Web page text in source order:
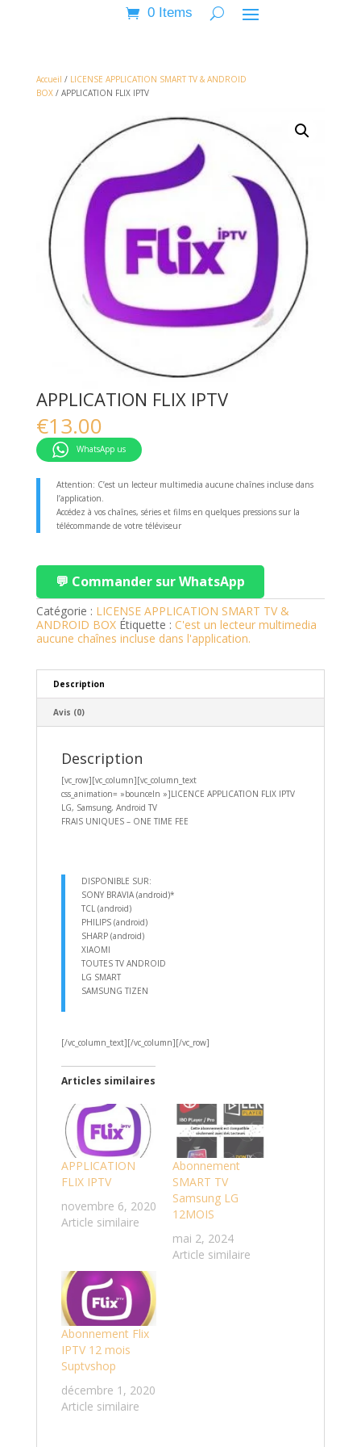
0 Items
Accueil / LICENSE APPLICATION SMART TV & ANDROID
BOX/ APPLICATION FLIX IPTV
APPLICATION FLIX IPTV
€13.00
WhatsApp us
Attention: C’est un lecteur multimedia aucune chaînes incluse dans
l’application.
Accédez à vos chaînes, séries et films en quelques pressions sur la
télécommande de votre téléviseur
💬 Commander sur WhatsApp
Catégorie : LICENSE APPLICATION SMART TV &
ANDROID BOX Étiquette : C'est un lecteur multimedia
aucune chaînes incluse dans l'application.
Description
Avis (0)
Description
[vc_row][vc_column][vc_column_text
css_animation= »bounceIn »]LICENCE APPLICATION FLIX IPTV
LG, Samsung, Android TV
FRAIS UNIQUES – ONE TIME FEE
DISPONIBLE SUR:
SONY BRAVIA (android)*
TCL (android)
PHILIPS (android)
SHARP (android)
XIAOMI
TOUTES TV ANDROID
LG SMART
SAMSUNG TIZEN
[/vc_column_text][/vc_column][/vc_row]
Articles similaires
APPLICATION
FLIX IPTV
novembre 6, 2020
Article similaire
Abonnement
SMART TV
Samsung LG
12MOIS
mai 2, 2024
Article similaire
Abonnement Flix
IPTV 12 mois
Suptvshop
décembre 1, 2020
Article similaire